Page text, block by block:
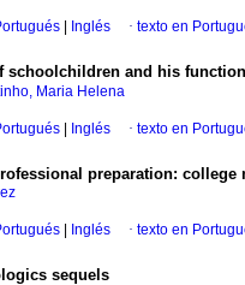
Inglés · texto en
schoolchildren and his function
Maria Helena
Inglés · texto en
preparation: college
Inglés · texto en
sequels